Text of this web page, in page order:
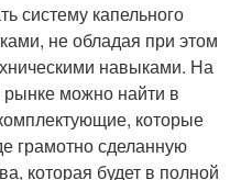
систему капельного
не обладая при этом
навыками. На
можно найти в
которые
грамотно сделанную
которая будет в полной